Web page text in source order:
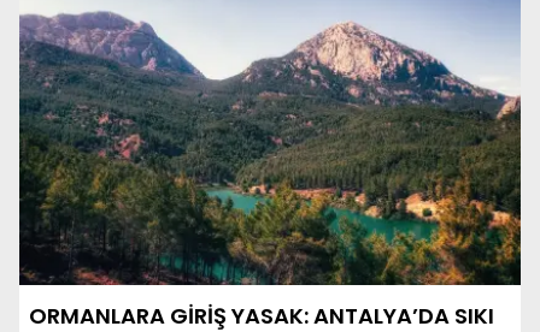
ORMANLARA GİRİŞ YASAK: ANTALYA’DA SIKI